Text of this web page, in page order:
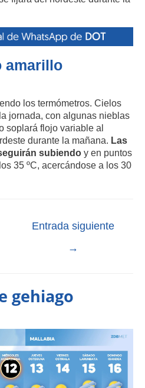
amarillo
los termómetros. Cielos
jornada, con algunas nieblas
soplará flojo variable al
durante la mañana. Las
subiendo y en puntos
35 ºC, acercándose a los 30
Entrada siguiente
→
gehiago